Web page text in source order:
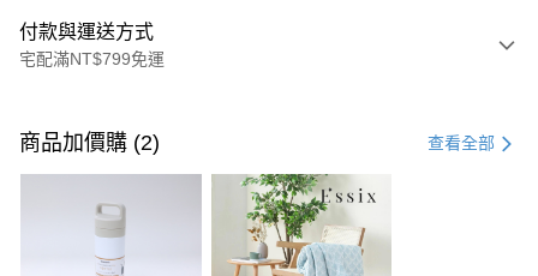
付款與運送方式
宅配滿NT$799免運
信用卡一次付款
3 期 0 利率 每期
合作金庫商業銀行
第一商業銀行
6 期 0 利率 每期 NT$104
商品加價購 (2) 查看全部